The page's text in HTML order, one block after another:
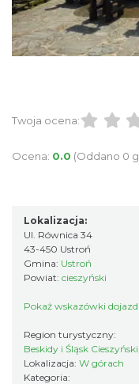
Twoja ocena:
Ocena: 0.0 (Oddano 0
Lokalizacja:
Ul. Równica 34
43-450 Ustroń
Gmina: Ustroń
Powiat: cieszyński
Pokaż wskazówki
Region turystyczny:
Beskidy i Śląsk
Lokalizacja: W górach
Kategoria: